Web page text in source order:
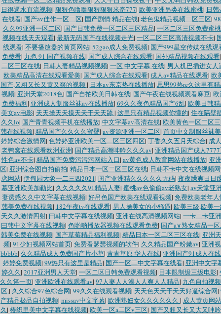
日得逼水直流视频| 狠狠色噜噜狠狠狠狠米奇777| 欧美亚洲另类在线蜜桃| 日
在线看| 国产av佳作一区二区| 国产剧情 精品在线| 老色鬼精品视频二区三区|
久久99亚洲一区二区| 国产日韩免费一区二区三区精品| 一区二区三区免费蜜
视频在线天天观看| 最新无码国产在线视频走光| 一区二区三区高清视频不卡|
线观看| 不要播放器的黄页网站| 52gao成人免费视频| 国产999星空传媒在线观
免费看| 九色 91 国产视频在线| 国产成人综合在线观看| 国外精品视频在线观看
二区三区在线| 日韩人妻精品视频视频| 一区 中文字幕 在线| 男人机巴插进女人
欧美精品高清在线观看爱美| 国产成人综合在线观看| 成人av精品在线观看| 欧
国产,又粗又长又黄又爽的视频| 日本av东京热在线播放| 思思99热re久这里有
视频| 亚洲天堂2018色| 国产自拍欧美日韩在线| 国产午夜在线视频观看麻豆| 欧
免费福利| 亚洲成人制服丝袜av在线播放| 69久久夜色精品国产6乱| 欧美日韩
美女av电影| 天天操天天摸天天干天天舔| 这里只有精品视频你懂的| 住在隔壁
久久lo| 国产青青视频手机在线播放| 中文字幕av高清在线| 欧美黄色一区二区
韩在线视频| 精品国产久久久久蜜臀| av资源亚洲一区二区| 首页中文制服丝袜
婷婷综合激情网| 色婷婷亚洲欧美一区二区三区四区| 丁香久久五月天综合| 成
老鸭窝在线观看欧洲亚洲| 国产精品高潮呻吟久久久av| 亚洲精品国产成人
性色av不卡| 精品国产免费污污污网站入口| av黄色成人教育网站在线播放| 亚
区| 亚洲综合图自拍偷拍| 精品日本一区二区三区在线| 日韩不卡中文在线视频
恋网站| 伊甸园大象一二三四2021| 囯产亚洲精久久久久久无码| 夜夜躁爽日日
幕亚洲欧美加勒比| 久久久久久91精品人妻| 蜜桃av色偷偷av老熟女| av天堂亚
妻诱惑久久中文字幕在线视频| 好吊色国产欧美在线观看视频| 免费欧美老年
韩美免费在线视频| 182午夜tv在线观看| 男人操美女的小骚逼| 欧美三级,欧美
天久久激情四射| 曰韩中文字幕在线视频| 亚洲在线高清视频网站| 一卡二卡亚
曰韩中文字幕在线视频| 色哟哟播放器视频在线观看免费| 国产a∨熟女精品一
韩美免费在线视频| 国产草莓精品福利视频| 精品日本一区二区三区在线| 亚洲
频| 91少妇视频网站首页| 免费看瑟瑟视频的软件| 久久精品国产粉嫩av| 亚洲
bbbbb| 久久精品成人免费国产片小草| 青青草原 华人在线| 亚洲国产91成人在
婷婷免费视频| 99热只有这里是精品| 国产一区二中文字幕在线看| 亚洲中文字
婷久久| 2017亚洲男人天堂| 一区二区日韩免费观看视频| 日本限制级三级电影|
久久笫一页| 亚洲欧洲在线观看av| 97人妻人人澡人人爽人人精品| 九色自拍视
区,| 久久综合97色综合网| 99久久在线观看视频| 天天色天天干天天好逼综合网|
产精品极品自拍视频| missav中文字幕| 欧洲熟妇女久久久久久久 | 成人黄页网
久| 椿织里美中文字幕在线视频| 欧美一区a二区v三区| 国产又粗又长又大又呻吟